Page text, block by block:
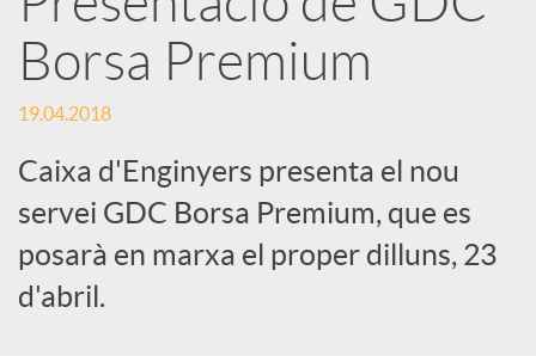
b
l
i
c
a
Borsa Premium
19.04.2018
Caixa d'Enginyers presenta el nou
servei GDC Borsa Premium, que es
posarà en marxa el proper dilluns, 23
d'abril.